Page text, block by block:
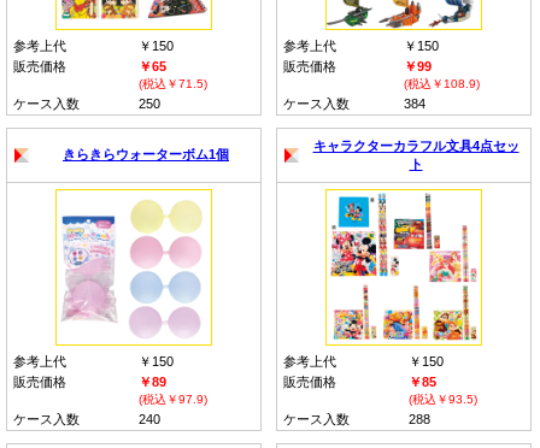
参考上代
￥150
販売価格
￥65
(税込￥71.5)
ケース入数 250
参考上代
￥150
販売価格
￥99
(税込￥108.9)
ケース入数 384
きらきらウォーターボム1個
参考上代
￥150
販売価格
￥89
(税込￥97.9)
ケース入数 240
キャラクターカラフル文具4点セッ
ト
参考上代
￥150
販売価格
￥85
(税込￥93.5)
ケース入数 288